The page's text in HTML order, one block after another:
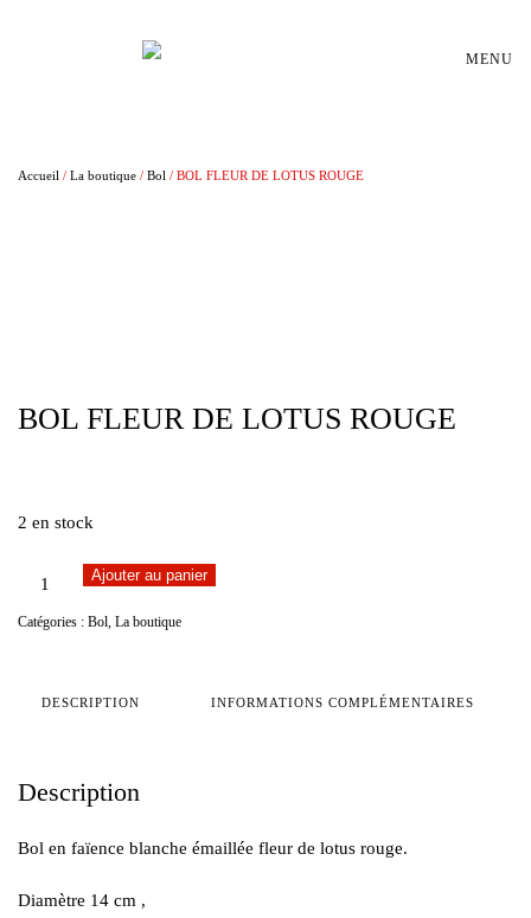
Passer au contenu principal MENU
Accueil / La boutique / Bol / BOL FLEUR DE LOTUS ROUGE
BOL FLEUR DE LOTUS ROUGE
2 en stock
BOL
Ajouter au panier
Catégories : Bol, La boutique
DESCRIPTION INFORMATIONS COMPLÉMENTAIRES
Description
Bol en faïence blanche émaillée fleur de lotus rouge.
Diamètre 14 cm ,